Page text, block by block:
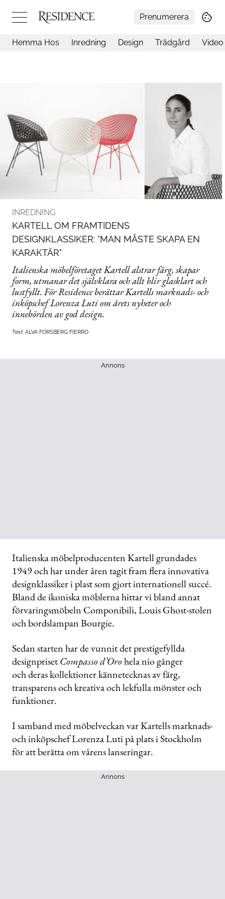
Prenumerera
Video
Inredning
Livsstil
Resor
Mat & Dryck
Influencers
Hemma Hos Inredning Design Trädgård Video
INREDNING
KARTELL OM FRAMTIDENS
DESIGNKLASSIKER: "MAN MÅSTE SKAPA EN
KARAKTÄR"
Italienska möbelföretaget Kartell alstrar färg, skapar
form, utmanar det självklara och allt blir glasklart och
lustfyllt. För Residence berättar Kartells marknads- och
inköpschef Lorenza Luti om årets nyheter och
innebörden av god design.
Text ALVA FORSBERG FIERRO
Annons
Italienska möbelproducenten Kartell grundades
1949 och har under åren tagit fram flera innovativa
designklassiker i plast som gjort internationell succé.
Bland de ikoniska möblerna hittar vi bland annat
förvaringsmöbeln Componibili, Louis Ghost-stolen
och bordslampan Bourgie.
Sedan starten har de vunnit det prestigefyllda
designprisetCompasso d’Orohela nio gånger
och deras kollektioner kännetecknas av färg,
transparens och kreativa och lekfulla mönster och
funktioner.
I samband med möbelveckan var Kartells marknads-
och inköpschef Lorenza Luti på plats i Stockholm
för att berätta om vårens lanseringar.
Annons